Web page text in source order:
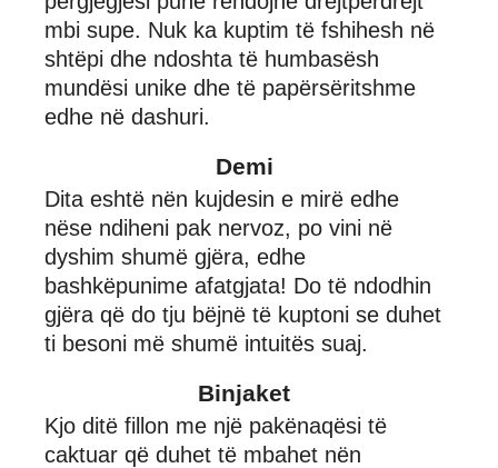
mbi supe. Nuk ka kuptim të fshihesh në
shtëpi dhe ndoshta të humbasësh
mundësi unike dhe të papërsëritshme
edhe në dashuri.
Demi
Dita eshtë nën kujdesin e mirë edhe
nëse ndiheni pak nervoz, po vini në
dyshim shumë gjëra, edhe
bashkëpunime afatgjata! Do të ndodhin
gjëra që do tju bëjnë të kuptoni se duhet
ti besoni më shumë intuitës suaj.
Binjaket
Kjo ditë fillon me një pakënaqësi të
caktuar që duhet të mbahet nën